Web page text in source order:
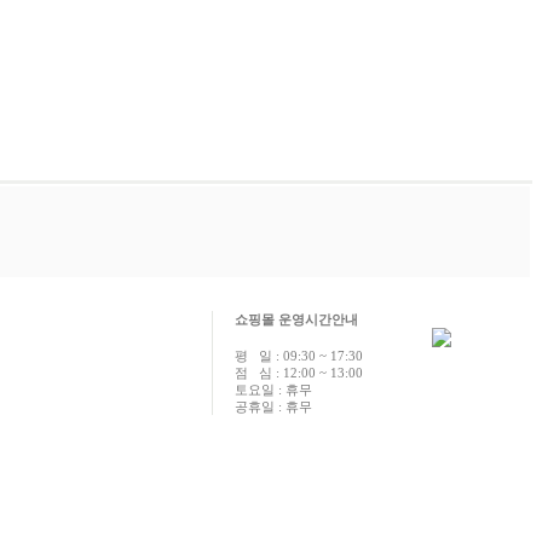
쇼핑몰 운영시간안내
평 일 : 09:30 ~ 17:30
점 심 : 12:00 ~ 13:00
토요일 : 휴무
공휴일 : 휴무